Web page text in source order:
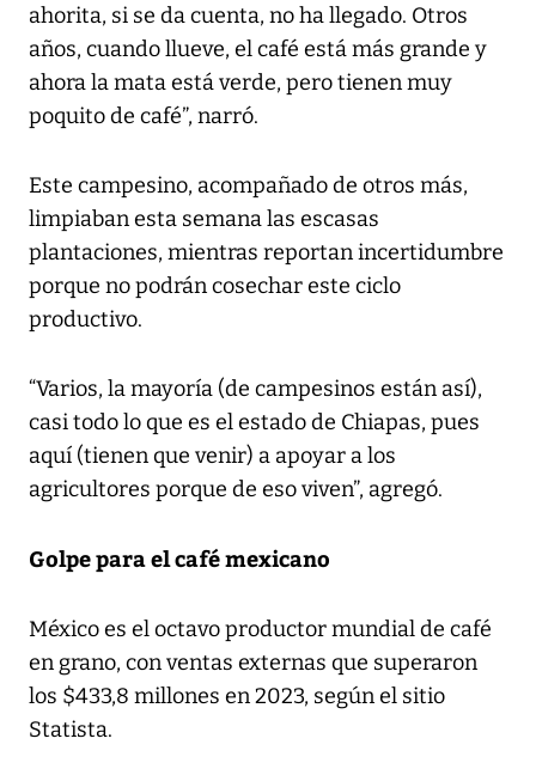
ahorita, si se da cuenta, no ha llegado. Otros
años, cuando llueve, el café está más grande y
ahora la mata está verde, pero tienen muy
poquito de café”, narró.
Este campesino, acompañado de otros más,
limpiaban esta semana las escasas
plantaciones, mientras reportan incertidumbre
porque no podrán cosechar este ciclo
productivo.
“Varios, la mayoría (de campesinos están así),
casi todo lo que es el estado de Chiapas, pues
aquí (tienen que venir) a apoyar a los
agricultores porque de eso viven”, agregó.
Golpe para el café mexicano
México es el octavo productor mundial de café
en grano, con ventas externas que superaron
los $433,8 millones en 2023, según el sitio
Statista.